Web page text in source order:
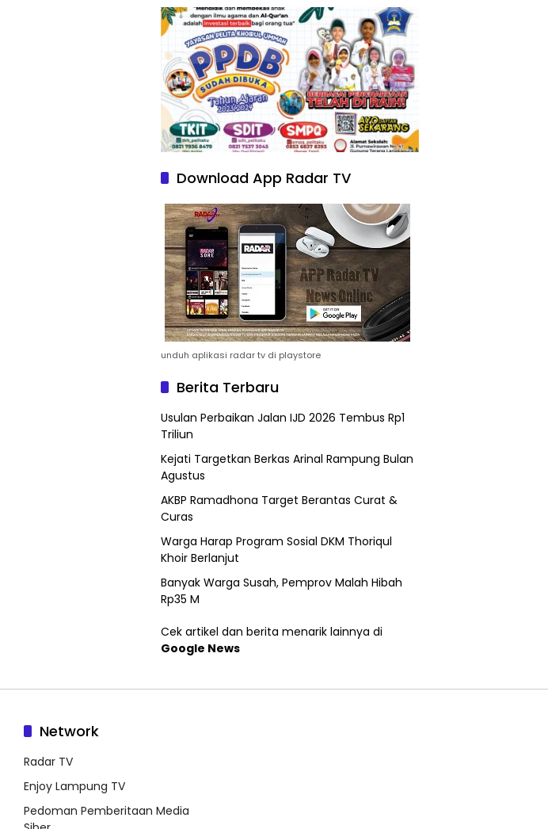
Download App Radar TV
unduh aplikasi radar tv di playstore
Berita Terbaru
Usulan Perbaikan Jalan IJD 2026 Tembus Rp1
Triliun
Kejati Targetkan Berkas Arinal Rampung Bulan
Agustus
AKBP Ramadhona Target Berantas Curat &
Curas
Warga Harap Program Sosial DKM Thoriqul
Khoir Berlanjut
Banyak Warga Susah, Pemprov Malah Hibah
Rp35 M
Cek artikel dan berita menarik lainnya di
Google News
Network
Radar TV
Enjoy Lampung TV
Pedoman Pemberitaan Media